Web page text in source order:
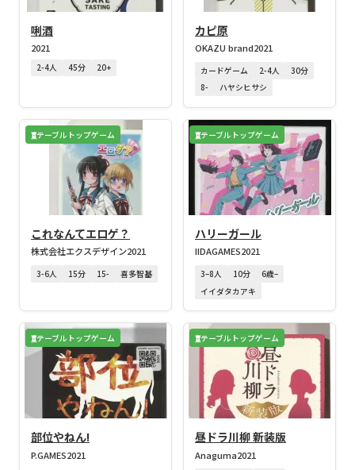
唎酒
2021
2-4人 45分 20+
カピ原
OKAZU brand2021
カードゲーム 2-4人
30分
8-
ハヤシヒサシ
テーブルトップゲーム
これなんてエロゲ？
株式会社エクスデザイン2021
3-6人 15分 15- 喜多智基
テーブルトップゲーム
ハリーガール
IIDAGAMES2021
3–8人 10分
6歳–
イイダタカアキ
テーブルトップゲーム
部位やねん!
P.GAMES2021
テーブルトップゲーム
昼ドラ川柳 新装版
Anaguma2021